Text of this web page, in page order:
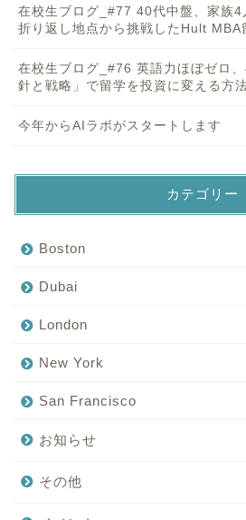
在校生ブログ_#77 40代中盤、家族4
折り返し地点から挑戦したHult MBA
在校生ブログ_#76 英語力ほぼゼロ
針と戦略」で留学を投資に変える方
今年からAIラボがスタートします
カテゴリー
Boston
Dubai
London
New York
San Francisco
お知らせ
その他